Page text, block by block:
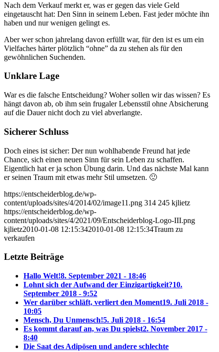
Nach dem Verkauf merkt er, was er gegen das viele Geld
eingetauscht hat: Den Sinn in seinem Leben. Fast jeder möchte ihn
haben und nur wenigen gelingt es.
Aber wer schon jahrelang davon erfüllt war, für den ist es um ein
Vielfaches härter plötzlich “ohne” da zu stehen als für den
gewöhnlichen Suchenden.
Unklare Lage
War es die falsche Entscheidung? Woher sollen wir das wissen? Es
hängt davon ab, ob ihm sein frugaler Lebensstil ohne Absicherung
auf die Dauer nicht doch zu viel abverlangte.
Sicherer Schluss
Doch eines ist sicher: Der nun wohlhabende Freund hat jede
Chance, sich einen neuen Sinn für sein Leben zu schaffen.
Eigentlich hat er ja schon Übung darin. Und das nächste Mal kann
er seinen Traum mit etwas mehr Stil umsetzen. 🙂
https://entscheiderblog.de/wp-
content/uploads/sites/4/2014/02/image11.png 314 245 kjlietz
https://entscheiderblog.de/wp-
content/uploads/sites/4/2021/09/Entscheiderblog-Logo-III.png
kjlietz2010-01-08 12:15:342010-01-08 12:15:34Traum zu
verkaufen
Letzte Beiträge
Hallo Welt!8. September 2021 - 18:46
Lohnt sich der Aufwand der Einzigartigkeit?10.
September 2018 - 9:52
Wer darüber schläft, verliert den Moment19. Juli 2018 -
10:05
Mensch, Du Unmensch!5. Juli 2018 - 16:54
Es kommt darauf an, was Du spielst2. November 2017 -
8:40
Die Saat des Adipösen und andere schlechte